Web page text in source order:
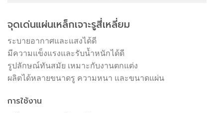
จุดเด่นแผ่นเหล็กเจาะรูสี่เหลี่ยม
ระบายอากาศและแสงได้ดี
มีความแข็งแรงและรับน้ำหนักได้ดี
รูปลักษณ์ทันสมัย เหมาะกับงานตกแต่ง
ผลิตได้หลายขนาดรู ความหนา และขนาดแผ่น
การใช้งาน